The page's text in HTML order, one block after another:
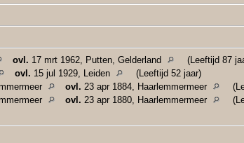
ovl. 17 mrt 1962, Putten, Gelderland
(Leeftijd 87
ovl. 15 jul 1929, Leiden
(Leeftijd 52 jaar)
ovl. 23 apr 1884, Haarlemmermeer
ovl. 23 apr 1880, Haarlemmermeer